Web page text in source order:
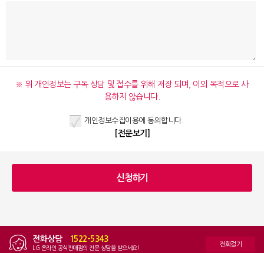
※ 위 개인정보는 구독 상담 및 접수를 위해 저장 되며, 이외 목적으로 사
용하지 않습니다.
개인정보수집이용에 동의합니다.
[전문보기]
전화상담 1522-5343
LG 온라인 공식판매점의 전문 상담을 받으세요! 전화걸기